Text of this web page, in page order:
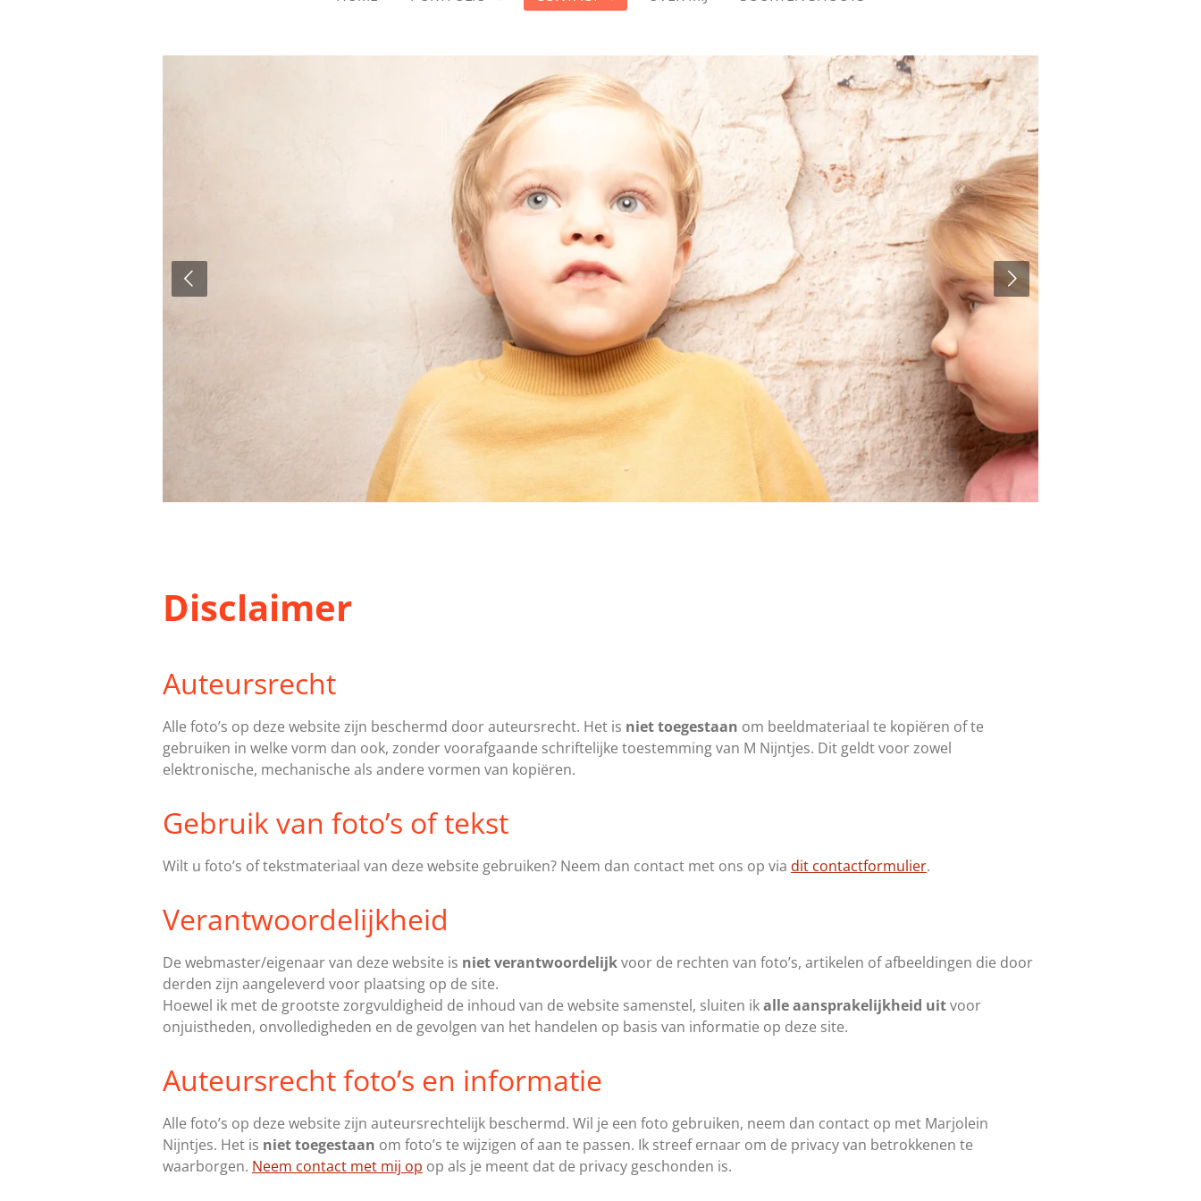
Disclaimer
Auteursrecht
Alle foto’s op deze website zijn beschermd door auteursrecht. Het is niet toegestaan om beeldmateriaal te kopiëren of te
gebruiken in welke vorm dan ook, zonder voorafgaande schriftelijke toestemming van M Nijntjes. Dit geldt voor zowel
elektronische, mechanische als andere vormen van kopiëren.
Gebruik van foto’s of tekst
Wilt u foto’s of tekstmateriaal van deze website gebruiken? Neem dan contact met ons op via dit contactformulier.
Verantwoordelijkheid
De webmaster/eigenaar van deze website is niet verantwoordelijkvoor de rechten van foto’s, artikelen of afbeeldingen die door
derden zijn aangeleverd voor plaatsing op de site.
Hoewel ik met de grootste zorgvuldigheid de inhoud van de website samenstel, sluiten ikalle aansprakelijkheid uitvoor
onjuistheden, onvolledigheden en de gevolgen van het handelen op basis van informatie op deze site.
Auteursrecht foto’s en informatie
Alle foto’s op deze website zijn auteursrechtelijk beschermd. Wil je een foto gebruiken, neem dan contact op met Marjolein
Nijntjes. Het is niet toegestaan om foto’s te wijzigen of aan te passen. Ik streef ernaar om de privacy van betrokkenen te
waarborgen. Neem contact met mij op op als je meent dat de privacy geschonden is.